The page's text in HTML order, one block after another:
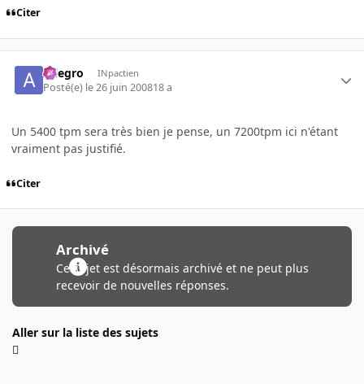
Citer
Allegro INpactien
Posté(e) le 26 juin 200818 a
Un 5400 tpm sera très bien je pense, un 7200tpm ici n'étant
vraiment pas justifié.
Citer
Archivé
Ce sujet est désormais archivé et ne peut plus
recevoir de nouvelles réponses.
Aller sur la liste des sujets